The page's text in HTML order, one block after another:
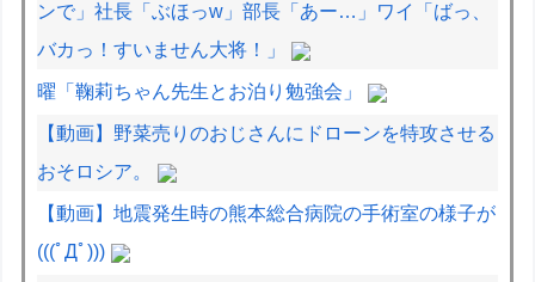
ンで」社長「ぶほっw」部長「あー…」ワイ「ばっ、
バカっ！すいません大将！」
曜「鞠莉ちゃん先生とお泊り勉強会」
【動画】野菜売りのおじさんにドローンを特攻させる
おそロシア。
【動画】地震発生時の熊本総合病院の手術室の様子が
(((ﾟДﾟ)))